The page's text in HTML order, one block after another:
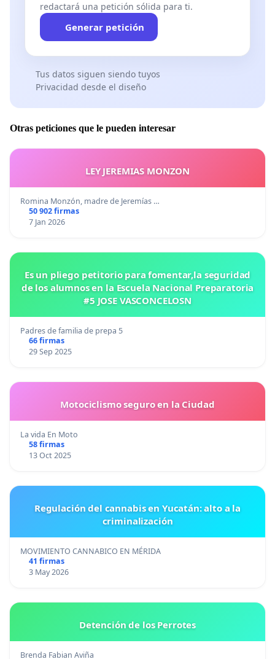
redactará una petición sólida para ti.
Generar petición
Tus datos siguen siendo tuyos
Privacidad desde el diseño
Otras peticiones que le pueden interesar
LEY JEREMIAS MONZON
Romina Monzón, madre de Jeremías …
50 902 firmas
7 Jan 2026
Es un pliego petitorio para fomentar,la seguridad
de los alumnos en la Escuela Nacional Preparatoria
#5 JOSE VASCONCELOSN
Padres de familia de prepa 5
66 firmas
29 Sep 2025
Motociclismo seguro en la Ciudad
La vida En Moto
58 firmas
13 Oct 2025
Regulación del cannabis en Yucatán: alto a la
criminalización
MOVIMIENTO CANNABICO EN MÉRIDA
41 firmas
3 May 2026
Detención de los Perrotes
Brenda Fabian Aviña